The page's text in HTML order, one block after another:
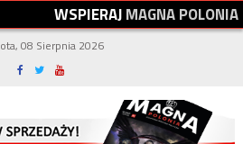
WSPIERAJMAGNAPOLONIA
08 Sierpnia 2026